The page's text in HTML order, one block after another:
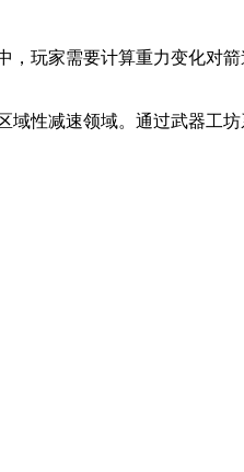
玩家需要计算重力变化对
性减速领域。通过武器工